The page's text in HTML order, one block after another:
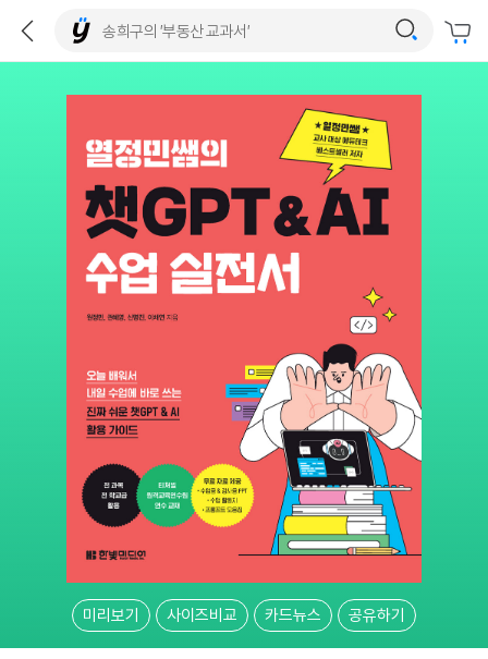
미리보기 사이즈비교 카드뉴스 공유하기